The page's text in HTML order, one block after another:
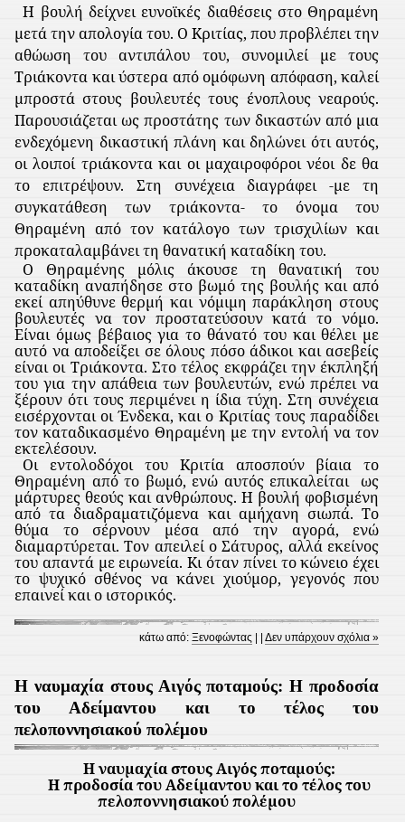
Η βουλή δείχνει ευνοϊκές διαθέσεις στο Θηραμένη
μετά την απολογία του. Ο Κριτίας, που προβλέπει την
αθώωση του αντιπάλου του, συνομιλεί με τους
Τριάκοντα και ύστερα από ομόφωνη απόφαση, καλεί
μπροστά στους βουλευτές τους ένοπλους νεαρούς.
Παρουσιάζεται ως προστάτης των δικαστών από μια
ενδεχόμενη δικαστική πλάνη και δηλώνει ότι αυτός,
οι λοιποί τριάκοντα και οι μαχαιροφόροι νέοι δε θα
το επιτρέψουν. Στη συνέχεια διαγράφει -με τη
συγκατάθεση των τριάκοντα- το όνομα του
Θηραμένη από τον κατάλογο των τρισχιλίων και
προκαταλαμβάνει τη θανατική καταδίκη του.
Ο Θηραμένης μόλις άκουσε τη θανατική του
καταδίκη αναπήδησε στο βωμό της βουλής και από
εκεί απηύθυνε θερμή και νόμιμη παράκληση στους
βουλευτές να τον προστατεύσουν κατά το νόμο.
Είναι όμως βέβαιος για το θάνατό του και θέλει με
αυτό να αποδείξει σε όλους πόσο άδικοι και ασεβείς
είναι οι Τριάκοντα. Στο τέλος εκφράζει την έκπληξή
του για την απάθεια των βουλευτών, ενώ πρέπει να
ξέρουν ότι τους περιμένει η ίδια τύχη. Στη συνέχεια
εισέρχονται οι Ένδεκα, και ο Κριτίας τους παραδίδει
τον καταδικασμένο Θηραμένη με την εντολή να τον
εκτελέσουν.
Οι εντολοδόχοι του Κριτία αποσπούν βίαια το
Θηραμένη από το βωμό, ενώ αυτός επικαλείται ως
μάρτυρες θεούς και ανθρώπους. Η βουλή φοβισμένη
από τα διαδραματιζόμενα και αμήχανη σιωπά. Το
θύμα το σέρνουν μέσα από την αγορά, ενώ
διαμαρτύρεται. Τον απειλεί ο Σάτυρος, αλλά εκείνος
του απαντά με ειρωνεία. Κι όταν πίνει το κώνειο έχει
το ψυχικό σθένος να κάνει χιούμορ, γεγονός που
επαινεί και ο ιστορικός.
κάτω από:Ξενοφώντας | |Δεν υπάρχουν σχόλια »
Η ναυμαχία στους Αιγός ποταμούς: Η προδοσία
του Αδείμαντου και το τέλος του
πελοποννησιακού πολέμου
Η ναυμαχία στους Αιγός ποταμούς:
Η προδοσία του Αδείμαντου και το τέλος του
πελοποννησιακού πολέμου